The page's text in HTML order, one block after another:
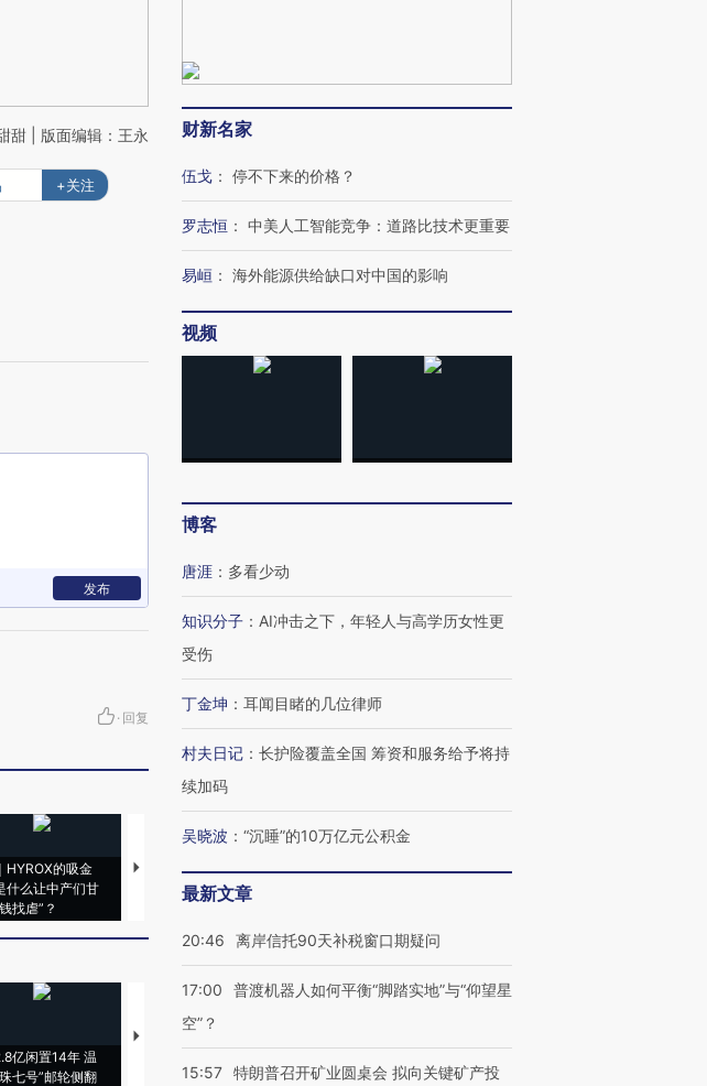
甜 | 版面编辑：王永
+关注
发布
· 回复
HYROX的吸金
什么让中产们甘
找虐”？
马航飞行员跨国走私7万
粒摇头丸 尿检体内含3种
视线｜被称为“蟑螂”的印
视线｜“入侵”还是“人道危
亿闲置14年 温
七号”邮轮侧翻
特朗普出席葬礼疑似打瞌
者“堕落的白痴”
阿根廷3-0阿尔及利亚
猛犸象化石接连露出
财新名家
伍戈 ： 停不下来的价格？
罗志恒 ： 中美人工智能竞争：道路比技术更重要
易峘 ： 海外能源供给缺口对中国的影响
视频
博客
唐涯 ： 多看少动
知识分子 ： AI冲击之下，年轻人与高学历女性更
受伤
丁金坤 ： 耳闻目睹的几位律师
村夫日记 ： 长护险覆盖全国 筹资和服务给予将持
续加码
吴晓波 ： “沉睡”的10万亿元公积金
最新文章
20:46 离岸信托90天补税窗口期疑问
17:00
普渡机器人如何平衡“脚踏实地”与“仰望星
空”？
15:57 特朗普召开矿业圆桌会 拟向关键矿产投